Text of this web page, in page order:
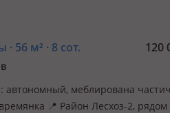
56 м² · 8 сот. 120
автономный, меблирована
📍 Район Лесхоз-2,